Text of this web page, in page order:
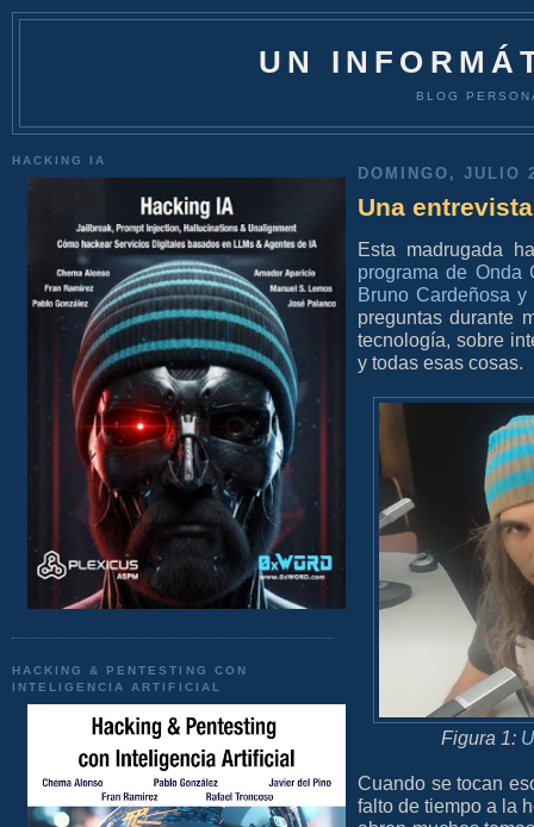
UN
BLOG
HACKING IA
HACKING & PENTESTING CON
INTELIGENCIA ARTIFICIAL
DOMINGO, JULIO
Una
Esta madrugada
programa de
Bruno Cardeñosa
preguntas durante
tecnología, sobre
y todas esas cosas.
Figura 1:
Cuando se tocan
falto de tiempo a la